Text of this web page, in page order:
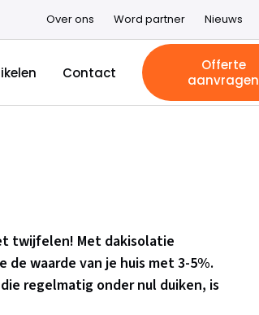
Over ons Word partner Nieuws
Contact
Offerte
aanvragen
twijfelen! Met dakisolatie
waarde van je huis met 3-5%.
regelmatig onder nul duiken, is